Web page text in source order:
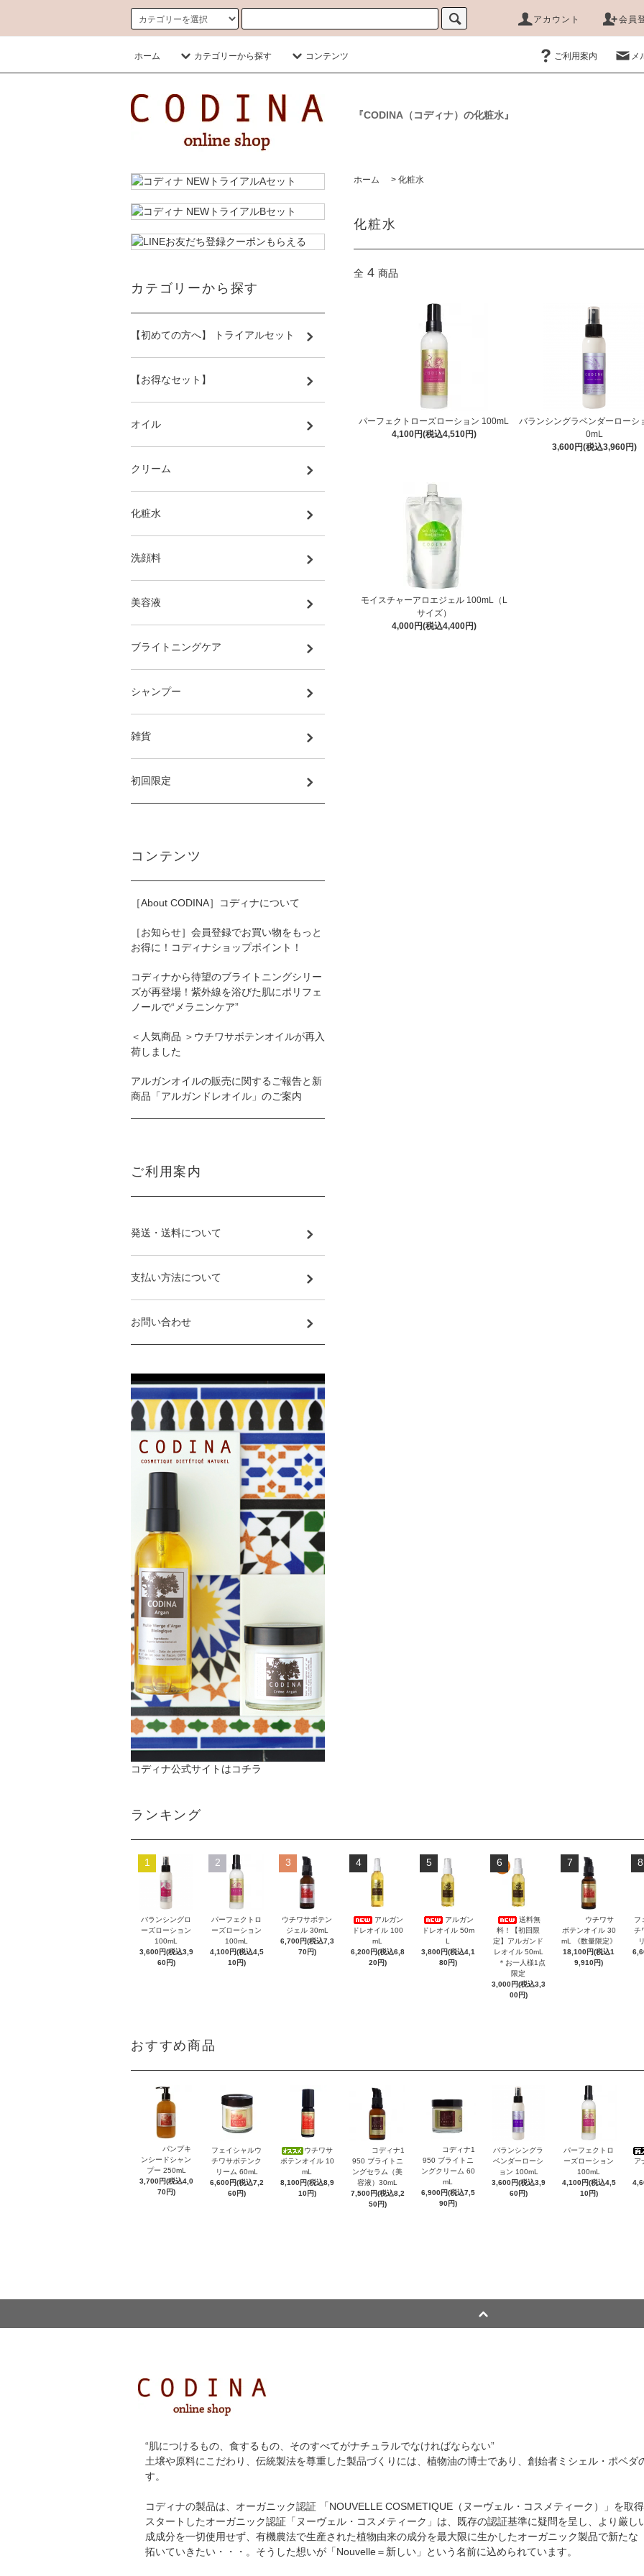
アカウント 会員
ホーム カテゴリーから探す コンテンツ ご利用案内 メ
『CODINA（コディナ）の化粧水』
ホーム > 化粧水
化粧水
全 4 商品
パーフェクトローズローション 100mL
4,100円(税込4,510円)
バランシングラベンダーローシ
0mL
3,600円(税込3,960円)
モイスチャーアロエジェル 100mL（L
サイズ）
4,000円(税込4,400円)
カテゴリーから探す
【初めての方へ】 トライアルセット
【お得なセット】
オイル
クリーム
化粧水
洗顔料
美容液
ブライトニングケア
シャンプー
雑貨
初回限定
コンテンツ
［About CODINA］コディナについて
［お知らせ］会員登録でお買い物をもっと
お得に！コディナショップポイント！
コディナから待望のブライトニングシリー
ズが再登場！紫外線を浴びた肌にポリフェ
ノールで“メラニンケア”
＜人気商品 ＞ウチワサボテンオイルが再入
荷しました
アルガンオイルの販売に関するご報告と新
商品「アルガンドレオイル」のご案内
ご利用案内
発送・送料について
支払い方法について
お問い合わせ
コディナ公式サイトはコチラ
ランキング
1
バランシングロ
ーズローション
100mL
3,600円(税込3,9
60円)
2
パーフェクトロ
ーズローション
100mL
4,100円(税込4,5
10円)
3
ウチワサボテン
ジェル 30mL
6,700円(税込7,3
70円)
4
アルガン
ドレオイル 100
mL
6,200円(税込6,8
20円)
5
アルガン
ドレオイル 50m
L
3,800円(税込4,1
80円)
6
送料無
料！【初回限
定】アルガンド
レオイル 50mL
＊お一人様1点
限定
3,000円(税込3,3
00円)
7
ウチワサ
ボテンオイル 30
mL 《数量限定》
18,100円(税込1
9,910円)
8
フ
チ
おすすめ商品
パンプキ
ンシードシャン
プー 250mL
3,700円(税込4,0
70円)
フェイシャルウ
チワサボテンク
リーム 60mL
6,600円(税込7,2
60円)
ウチワサ
ボテンオイル 10
mL
8,100円(税込8,9
10円)
コディナ1
950 ブライトニ
ングセラム（美
容液）30mL
7,500円(税込8,2
50円)
コディナ1
950 ブライトニ
ングクリーム 60
mL
6,900円(税込7,5
90円)
バランシングラ
ベンダーローシ
ョン 100mL
3,600円(税込3,9
60円)
パーフェクトロ
ーズローション
100mL
4,100円(税込4,5
10円)
ア
“肌につけるもの、食するもの、そのすべてがナチュラルでなければならない”
土壌や原料にこだわり、伝統製法を尊重した製品づくりには、植物油の博士であり、創始者ミシェル・ポベダ
す。
コディナの製品は、オーガニック認証 「NOUVELLE COSMETIQUE（ヌーヴェル・コスメティーク）」を取
スタートしたオーガニック認証「ヌーヴェル・コスメティーク」は、既存の認証基準に疑問を呈し、より厳
成成分を一切使用せず、有機農法で生産された植物由来の成分を最大限に生かしたオーガニック製品で新たな
拓いていきたい・・・。そうした想いが「Nouvelle＝新しい」という名前に込められています。